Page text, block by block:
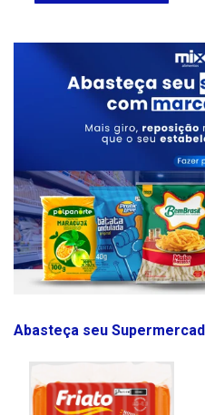
Abasteça seu